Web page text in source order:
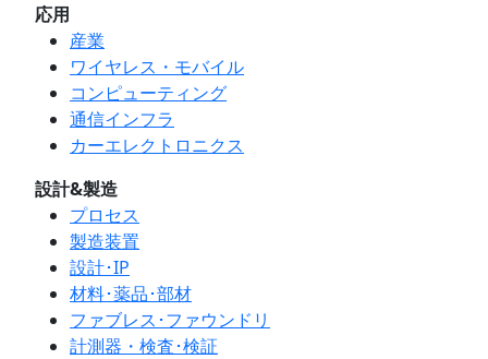
応用
産業
ワイヤレス・モバイル
コンピューティング
通信インフラ
カーエレクトロニクス
設計&製造
プロセス
製造装置
設計･IP
材料･薬品･部材
ファブレス･ファウンドリ
計測器・検査･検証